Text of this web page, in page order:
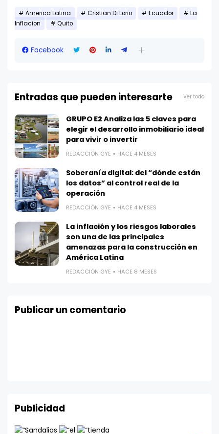
America Latina Cristian Di Lorio Ecuador
La
Inflacion
Quito
Facebook
Entradas que pueden interesarte Ver todo
GRUPO E2 Analiza las 5 claves para
elegir el desarrollo inmobiliario ideal
para vivir o invertir
REDACCIÓN GYE HACE 4 MESES
Soberanía digital: del “dónde están
los datos” al control real de la
operación
REDACCIÓN GYE HACE 4 MESES
La inflación y los riesgos laborales
son una de las principales
amenazas para la construcción en
América Latina
REDACCIÓN GYE HACE 8 MESES
Publicar un comentario
Publicidad